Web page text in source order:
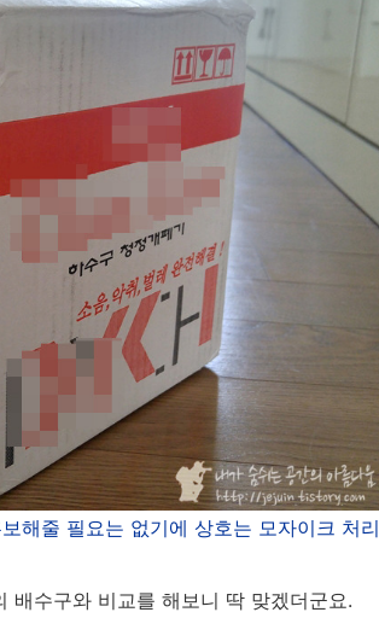
해줄 필요는 없기에 상호는 모자이크 처리
배수구와 비교를 해보니 딱 맞겠더군요.